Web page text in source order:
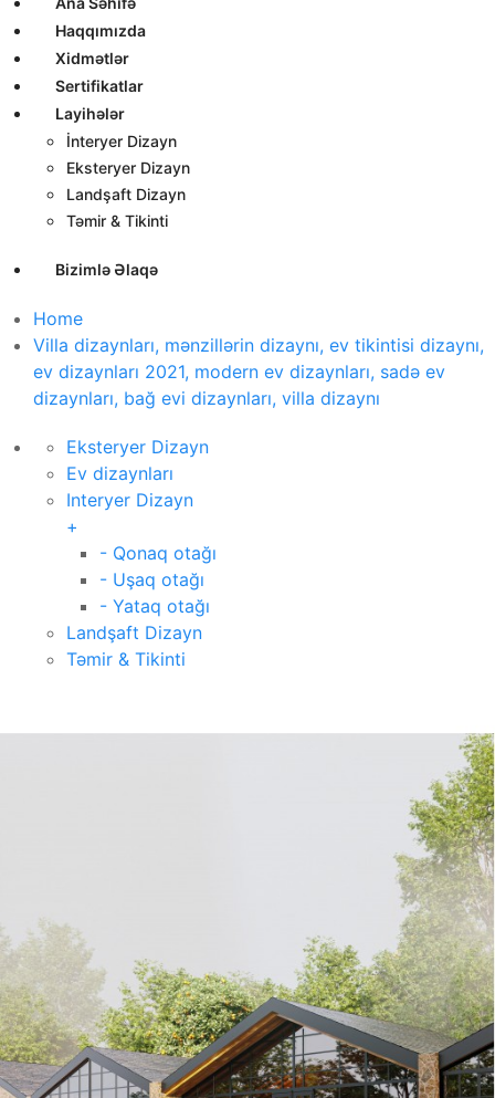
Haqqımızda
Xidmətlər
Sertifikatlar
Layihələr
İnteryer Dizayn
Eksteryer Dizayn
Landşaft Dizayn
Təmir & Tikinti
Bizimlə Əlaqə
Home
Villa dizaynları, mənzillərin dizaynı, ev tikintisi dizaynı,
ev dizaynları 2021, modern ev dizaynları, sadə ev
dizaynları, bağ evi dizaynları, villa dizaynı
Eksteryer Dizayn
Ev dizaynları
Interyer Dizayn
+
- Qonaq otağı
- Uşaq otağı
- Yataq otağı
Landşaft Dizayn
Təmir & Tikinti